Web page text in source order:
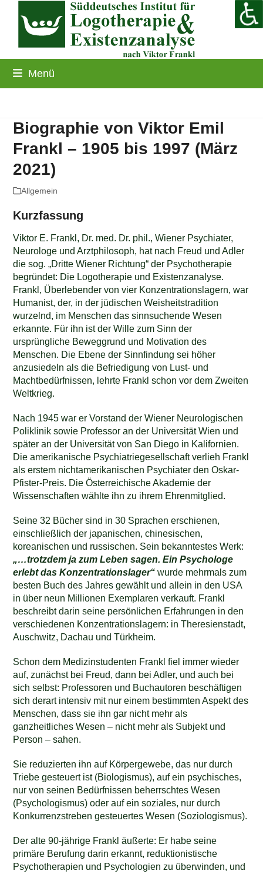
content
Menü
Biographie von Viktor Emil
Frankl – 1905 bis 1997 (März
2021)
Allgemein
Kurzfassung
Viktor E. Frankl, Dr. med. Dr. phil., Wiener Psychiater,
Neurologe und Arztphilosoph, hat nach Freud und Adler
die sog. „Dritte Wiener Richtung“ der Psychotherapie
begründet: Die Logotherapie und Existenzanalyse.
Frankl, Überlebender von vier Konzentrationslagern, war
Humanist, der, in der jüdischen Weisheitstradition
wurzelnd, im Menschen das sinnsuchende Wesen
erkannte. Für ihn ist der Wille zum Sinn der
ursprüngliche Beweggrund und Motivation des
Menschen. Die Ebene der Sinnfindung sei höher
anzusiedeln als die Befriedigung von Lust- und
Machtbedürfnissen, lehrte Frankl schon vor dem Zweiten
Weltkrieg.
Nach 1945 war er Vorstand der Wiener Neurologischen
Poliklinik sowie Professor an der Universität Wien und
später an der Universität von San Diego in Kalifornien.
Die amerikanische Psychiatriegesellschaft verlieh Frankl
als erstem nichtamerikanischen Psychiater den Oskar-
Pfister-Preis. Die Österreichische Akademie der
Wissenschaften wählte ihn zu ihrem Ehrenmitglied.
Seine 32 Bücher sind in 30 Sprachen erschienen,
einschließlich der japanischen, chinesischen,
koreanischen und russischen. Sein bekanntestes Werk:
„…trotzdem ja zum Leben sagen. Ein Psychologe
erlebt das Konzentrationslager“wurde mehrmals zum
besten Buch des Jahres gewählt und allein in den USA
in über neun Millionen Exemplaren verkauft. Frankl
beschreibt darin seine persönlichen Erfahrungen in den
verschiedenen Konzentrationslagern: in Theresienstadt,
Auschwitz, Dachau und Türkheim.
Schon dem Medizinstudenten Frankl fiel immer wieder
auf, zunächst bei Freud, dann bei Adler, und auch bei
sich selbst: Professoren und Buchautoren beschäftigen
sich derart intensiv mit nur einem bestimmten Aspekt des
Menschen, dass sie ihn gar nicht mehr als
ganzheitliches Wesen – nicht mehr als Subjekt und
Person – sahen.
Sie reduzierten ihn auf Körpergewebe, das nur durch
Triebe gesteuert ist (Biologismus), auf ein psychisches,
nur von seinen Bedürfnissen beherrschtes Wesen
(Psychologismus) oder auf ein soziales, nur durch
Konkurrenzstreben gesteuertes Wesen (Soziologismus).
Der alte 90-jährige Frankl äußerte: Er habe seine
primäre Berufung darin erkannt, reduktionistische
Psychotherapien und Psychologien zu überwinden, und